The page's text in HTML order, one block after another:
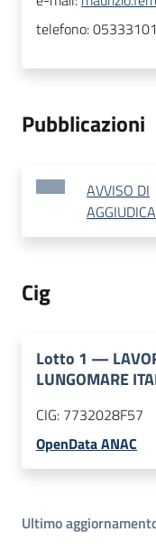
telefono:
Pubblicazioni
AVVISO DI
Cig
Lotto 1 —
LUNGOMARE
CIG: 7732028F57
OpenData ANAC
Ultimo